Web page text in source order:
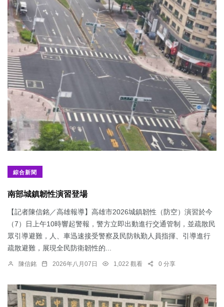
綜合新聞
南部城鎮韌性演習登場
【記者陳信銘／高雄報導】高雄市2026城鎮韌性（防空）演習於今
（7）日上午10時響起警報，警方立即出動進行交通管制，並疏散民
眾引導避難，人、車迅速接受警察及民防執勤人員指揮、引導進行
疏散避難，展現全民防衛韌性的...
陳信銘 2026年八月07日 1,022 觀看 0 分享